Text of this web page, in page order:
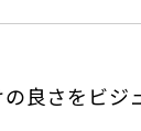
良さをビジ